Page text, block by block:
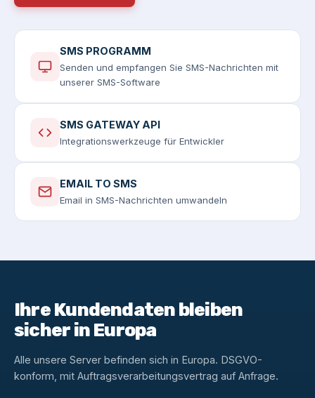
SMS PROGRAMM
Senden und empfangen Sie SMS-Nachrichten mit
unserer SMS-Software
SMS GATEWAY API
Integrationswerkzeuge für Entwickler
EMAIL TO SMS
Email in SMS-Nachrichten umwandeln
Ihre Kundendaten bleiben
sicher in Europa
Alle unsere Server befinden sich in Europa. DSGVO-
konform, mit Auftragsverarbeitungsvertrag auf Anfrage.